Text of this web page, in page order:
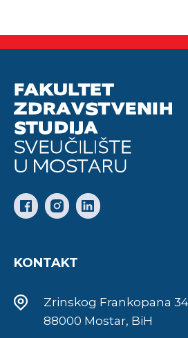
KONTAKT
Zrinskog Frankopana
88000 Mostar, BiH